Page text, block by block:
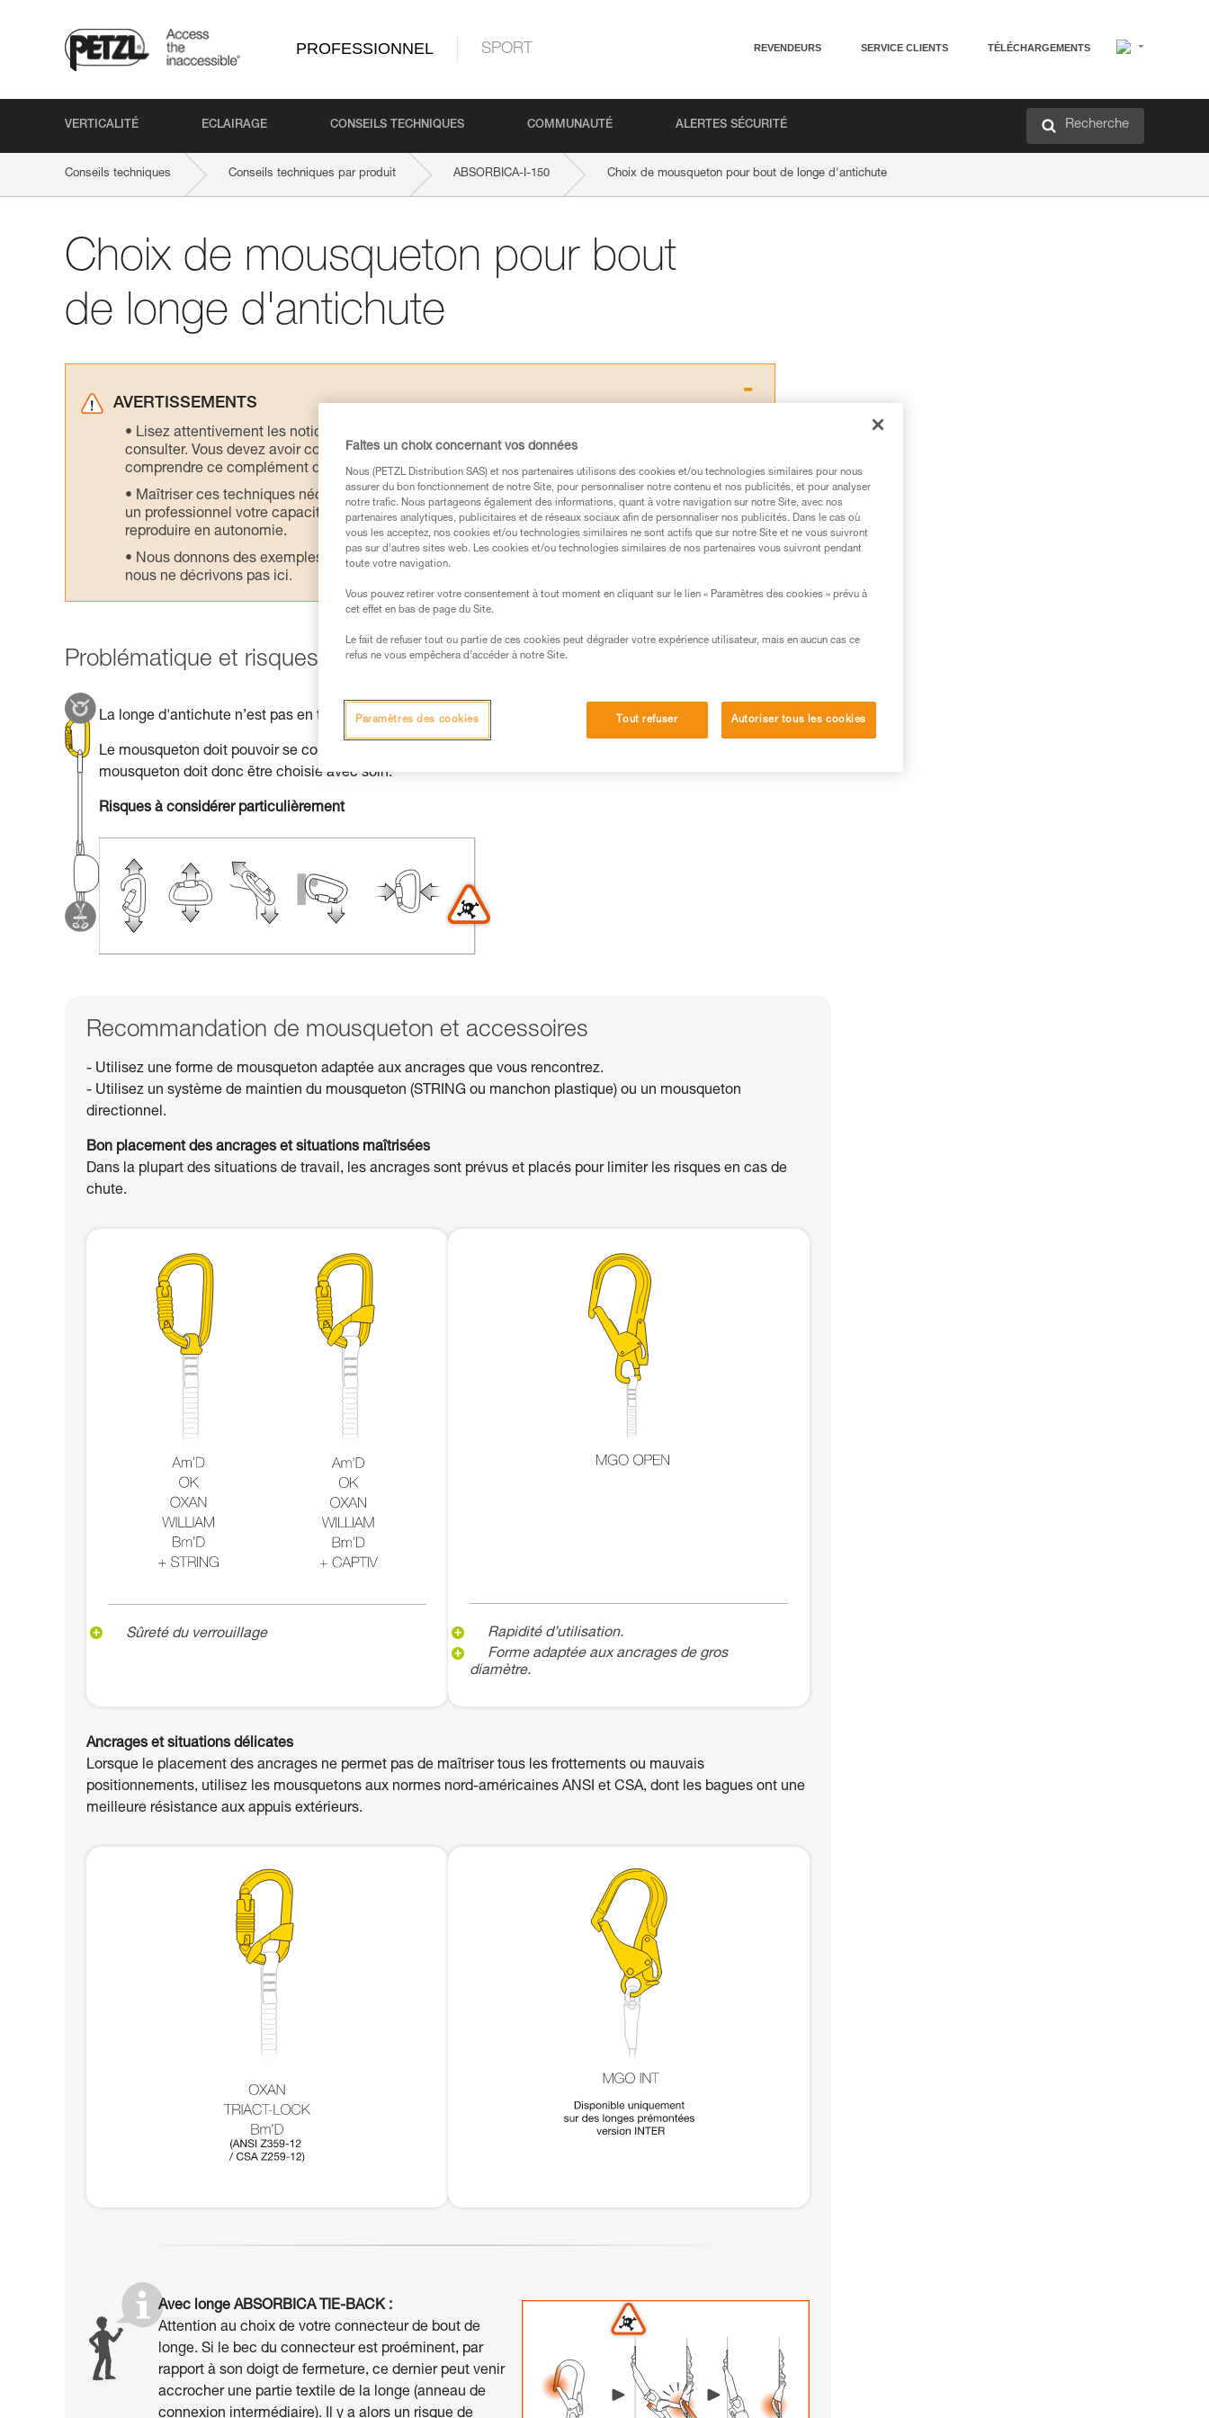
PROFESSIONNEL SPORT REVENDEURS SERVICE CLIENTS TÉLÉCHARGEMENTS
VERTICALITÉ ECLAIRAGE CONSEILS TECHNIQUES COMMUNAUTÉ ALERTES SÉCURITÉ Recherche
Conseils techniques Conseils techniques par produit ABSORBICA-I-150 Choix de mousqueton pour bout de longe d'antichute
Choix de mousqueton pour bout
de longe d'antichute
AVERTISSEMENTS
Lisez attentivement les notices techniques des produits utilisés dans ce conseil avant de le
consulter. Vous devez avoir compris les informations de la notice technique pour pouvoir
comprendre ce complément d’informations.
Maîtriser ces techniques nécessite une formation et un entraînement spécifique. Validez avec
un professionnel votre capacité à refaire la manipulation, seul, en toute sécurité, avant de la
reproduire en autonomie.
Nous donnons des exemples de techniques liées à votre activité. Il peut en exister d’autres que
nous ne décrivons pas ici.
Problématique et risques principaux
La longe d'antichute n’est pas en tension, mais doit pouvoir arrêter une chute à n’importe quel moment.
Le mousqueton doit pouvoir se connecter facilement à des ancrages variés, parfois de gros diamètre, la forme du
mousqueton doit donc être choisie avec soin.
Risques à considérer particulièrement
Recommandation de mousqueton et accessoires
- Utilisez une forme de mousqueton adaptée aux ancrages que vous rencontrez.
- Utilisez un système de maintien du mousqueton (STRING ou manchon plastique) ou un mousqueton
directionnel.
Bon placement des ancrages et situations maîtrisées
Dans la plupart des situations de travail, les ancrages sont prévus et placés pour limiter les risques en cas de
chute.
Sûreté du verrouillage
Rapidité d’utilisation.
Forme adaptée aux ancrages de gros
diamètre.
Ancrages et situations délicates
Lorsque le placement des ancrages ne permet pas de maîtriser tous les frottements ou mauvais
positionnements, utilisez les mousquetons aux normes nord-américaines ANSI et CSA, dont les bagues ont une
meilleure résistance aux appuis extérieurs.
Avec longe ABSORBICA TIE-BACK :
Attention au choix de votre connecteur de bout de
longe. Si le bec du connecteur est proéminent, par
rapport à son doigt de fermeture, ce dernier peut venir
accrocher une partie textile de la longe (anneau de
connexion intermédiaire). Il y a alors un risque de
Faites un choix concernant vos données
Nous (PETZL Distribution SAS) et nos partenaires utilisons des cookies et/ou technologies similaires pour nous
assurer du bon fonctionnement de notre Site, pour personnaliser notre contenu et nos publicités, et pour analyser
notre trafic. Nous partageons également des informations, quant à votre navigation sur notre Site, avec nos
partenaires analytiques, publicitaires et de réseaux sociaux afin de personnaliser nos publicités. Dans le cas où
vous les acceptez, nos cookies et/ou technologies similaires ne sont actifs que sur notre Site et ne vous suivront
pas sur d’autres sites web. Les cookies et/ou technologies similaires de nos partenaires vous suivront pendant
toute votre navigation.
Vous pouvez retirer votre consentement à tout moment en cliquant sur le lien « Paramètres des cookies » prévu à
cet effet en bas de page du Site.
Le fait de refuser tout ou partie de ces cookies peut dégrader votre expérience utilisateur, mais en aucun cas ce
refus ne vous empêchera d’accéder à notre Site.
Tout refuser Autoriser tous les cookies
Paramètres des cookies